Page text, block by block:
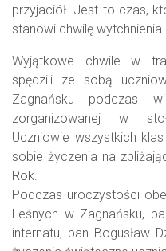
przyjaciół. Jest to czas,
stanowi chwilę
Wyjątkowe chwile w
spędzili ze sobą
Zagnańsku podczas
zorganizowanej w
Uczniowie wszystkich
sobie życzenia na
Rok.
Podczas uroczystości
Leśnych w Zagnańsku,
internatu, pan Bogusław